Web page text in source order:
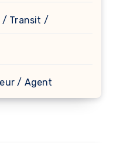
/ Transit /
/ Agent